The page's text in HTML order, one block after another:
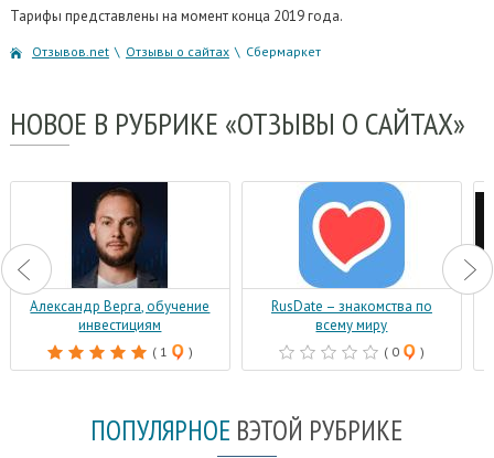
Тарифы представлены на момент конца 2019 года.
Отзывов.net \ Отзывы о сайтах \ Сбермаркет
НОВОЕ В РУБРИКЕ «ОТЗЫВЫ О САЙТАХ»
Александр Верга, обучение
инвестициям
( 1 )
RusDate – знакомства по
всему миру
( 0 )
ПОПУЛЯРНОЕ ВЭТОЙ РУБРИКЕ